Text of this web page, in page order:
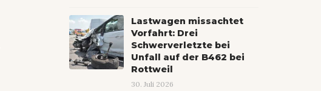
Lastwagen missachtet
Vorfahrt: Drei
Schwerverletzte bei
Unfall auf der B462 bei
Rottweil
30. Juli 2026